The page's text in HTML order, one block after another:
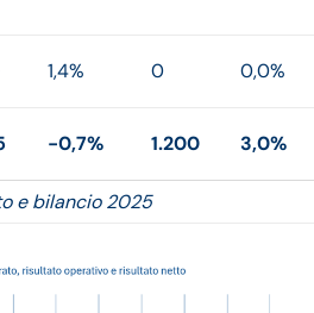
1,4% 0 0,0%
-0,7% 1.200 3,0%
e bilancio 2025